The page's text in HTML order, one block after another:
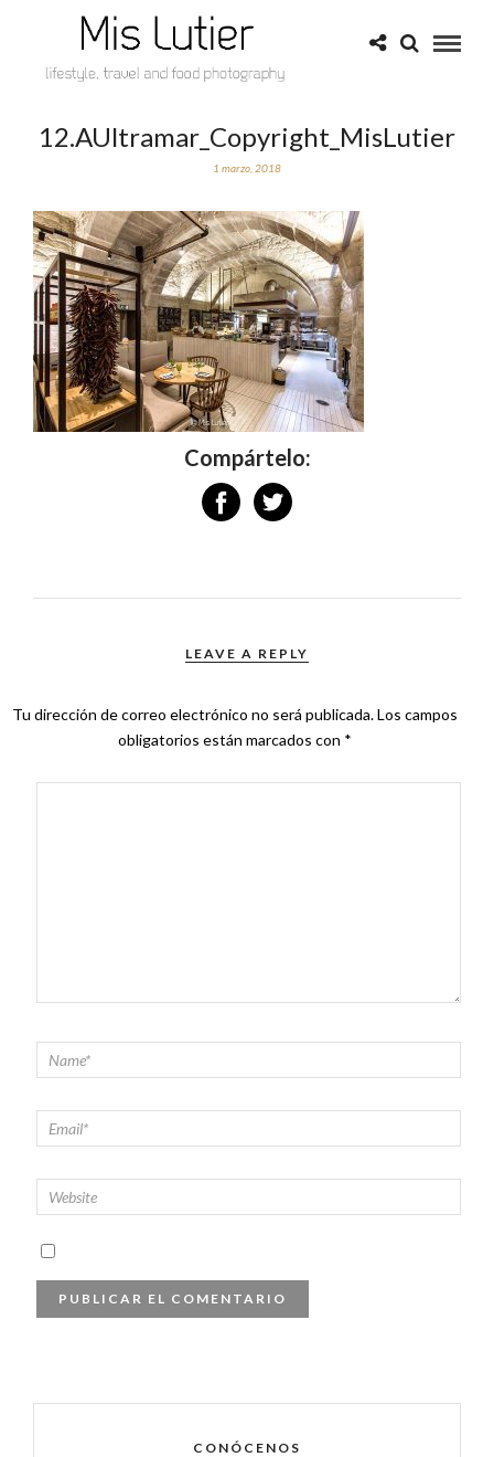
12.AUltramar_Copyright_MisLutier
1 marzo, 2018
Compártelo:
LEAVE A REPLY
Tu dirección de correo electrónico no será publicada.Los campos
obligatorios están marcados con *
CONÓCENOS